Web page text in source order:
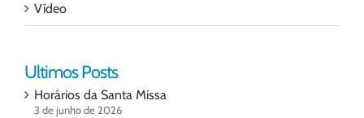
Vídeo
Ultimos Posts
Horários da Santa Missa
3 de junho de 2026